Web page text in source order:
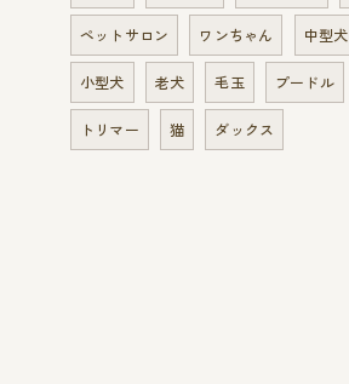
ペットサロン ワンちゃん 中型犬
小型犬 老犬 毛玉 プードル
トリマー 猫 ダックス